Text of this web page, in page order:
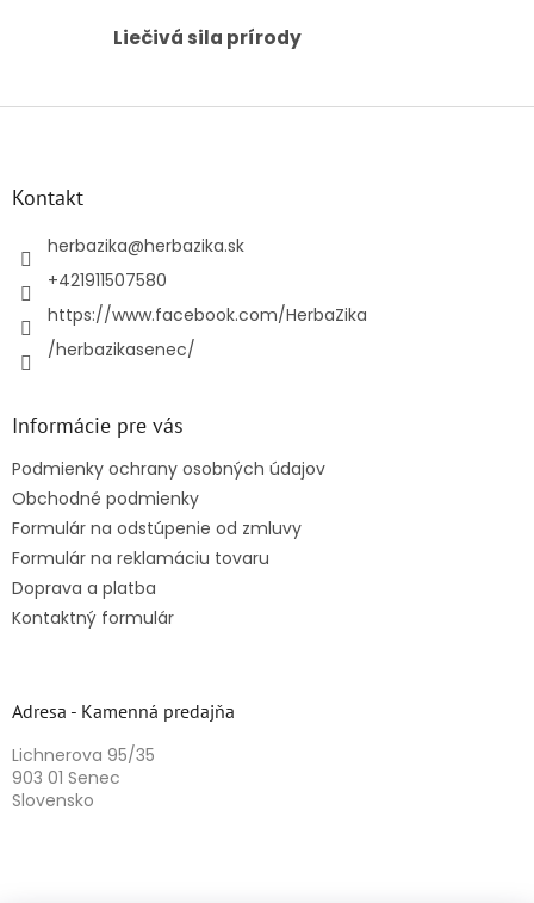
Liečivá sila prírody
Kontakt
herbazika@herbazika.sk
+421911507580
https://www.facebook.com/HerbaZika
/herbazikasenec/
Informácie pre vás
Podmienky ochrany osobných údajov
Obchodné podmienky
Formulár na odstúpenie od zmluvy
Formulár na reklamáciu tovaru
Doprava a platba
Kontaktný formulár
Adresa - Kamenná predajňa
Lichnerova 95/35
903 01 Senec
Slovensko